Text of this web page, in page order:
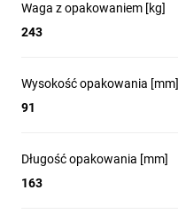
Waga z opakowaniem [kg]
243
Wysokość opakowania [mm]
91
Długość opakowania [mm]
163